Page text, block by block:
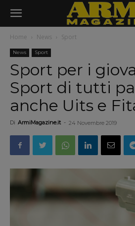
Home News Sport
News Sport
Sport per i
Sport di tutti
anche Uits e
Di ArmiMagazine.it - 24 Novembre 2019